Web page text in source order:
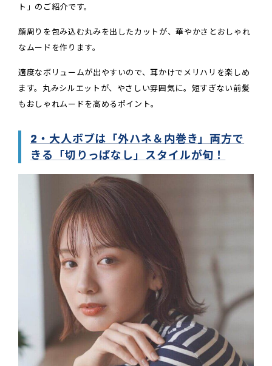
ト」のご紹介です。
顔周りを包み込む丸みを出したカットが、華やかさとおしゃれ
なムードを作ります。
適度なボリュームが出やすいので、耳かけでメリハリを楽しめ
ます。丸みシルエットが、やさしい雰囲気に。短すぎない前髪
もおしゃれムードを高めるポイント。
2・大人ボブは「外ハネ＆内巻き」両方で
きる「切りっぱなし」スタイルが旬！